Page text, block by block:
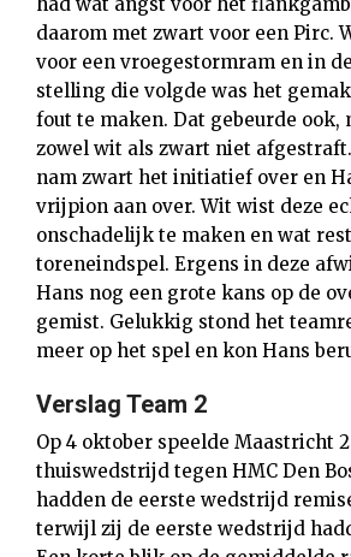
daarom met zwart voor een Pirc.
voor een vroegestormram en in
stelling die volgde was het
fout te maken. Dat gebeurde ook,
zowel wit als zwart niet
nam zwart het initiatief over en
vrijpion aan over. Wit wist deze
onschadelijk te maken en wat
toreneindspel. Ergens in deze
Hans nog een grote kans op de
gemist. Gelukkig stond het
meer op het spel en kon Hans
Verslag Team 2
Op 4 oktober speelde Maastricht
thuiswedstrijd tegen HMC Den
hadden de eerste wedstrijd
terwijl zij de eerste wedstrijd